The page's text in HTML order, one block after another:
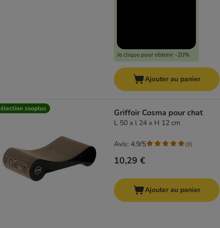
Je clique pour obtenir -20%
Ajouter au panier
zooplus Griffoir Cosma pour chat
L 50 x l 24 x H 12 cm
10,29 €
Avis: 4.9/5 (9)
Ajouter au panier